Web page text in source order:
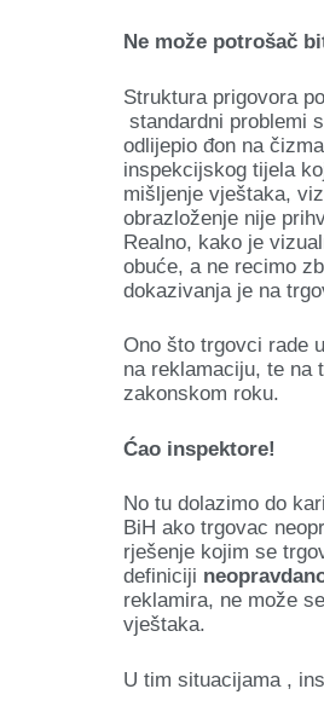
Ne može potrošač
Struktura prigovora
standardni problemi
odlijepio đon na
inspekcijskog tijela
mišljenje vještaka,
obrazloženje nije
Realno, kako je
obuće, a ne recimo
dokazivanja je na
Ono što trgovci rade
na reklamaciju, te na
zakonskom roku.
Ćao inspektore!
No tu dolazimo do
BiH ako trgovac
rješenje kojim se
definiciji
reklamira, ne može
vještaka.
U tim situacijama ,